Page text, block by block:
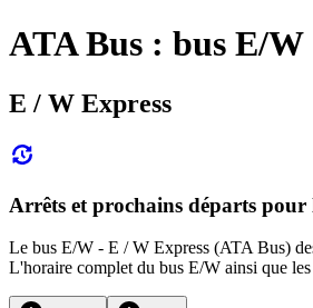
ATA Bus : bus E/W
E / W Express
Arrêts et prochains départs
Le bus E/W - E / W Express (ATA Bus)
L'horaire complet du bus E/W ainsi que